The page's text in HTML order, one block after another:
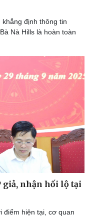
- Xe máyđịnh thông tin
Nà Hills là hoàn toàn
giả, nhận hối lộ tại
điểm hiện tại, cơ quan